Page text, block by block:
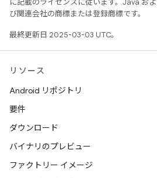
に記載のライセンスに従います。Java お
び関連会社の商標または登録商標です。
最終更新日 2025-03-03 UTC。
リソース
Android リポジトリ
要件
ダウンロード
バイナリのプレビュー
ファクトリー イメージ